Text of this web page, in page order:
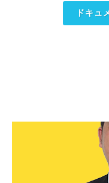
ドキュ